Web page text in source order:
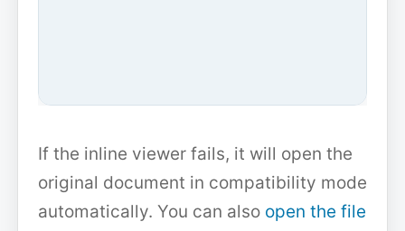
If the inline viewer fails, it will open the
original document in compatibility mode
automatically. You can also open the file